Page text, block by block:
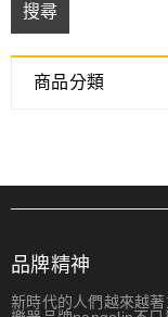
搜尋
商品分類
品牌精神
新時代的人們越來越